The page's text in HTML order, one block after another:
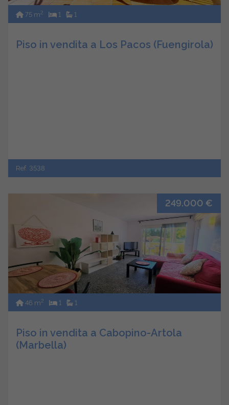
75 m2 1 1
Piso in vendita a Los Pacos (Fuengirola)
Ref. 3538
249.000 €
46 m2 1 1
Piso in vendita a Cabopino-Artola
(Marbella)